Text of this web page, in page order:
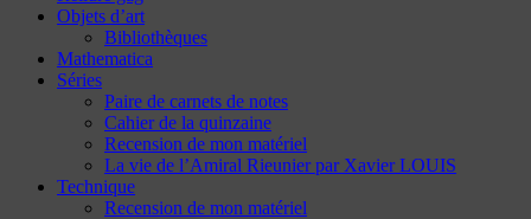
Objets d’art
Bibliothèques
Mathematica
Séries
Paire de carnets de notes
Cahier de la quinzaine
Recension de mon matériel
La vie de l’Amiral Rieunier par Xavier LOUIS
Technique
Recension de mon matériel